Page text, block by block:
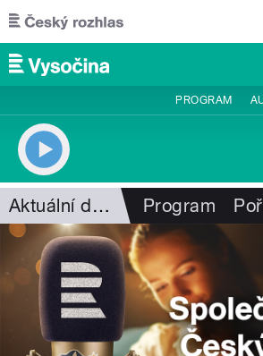
Přejít k hlavnímu obsahu
PROGRAM
Aktuální dění Program